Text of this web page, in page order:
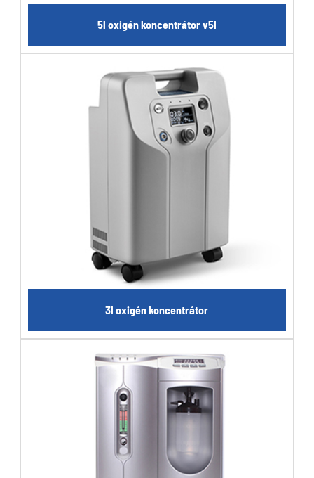
5l oxigén koncentrátor v5l
3l oxigén koncentrátor